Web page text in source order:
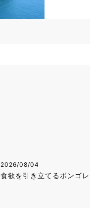
2026/08/04
食欲を引き立てるボンゴ